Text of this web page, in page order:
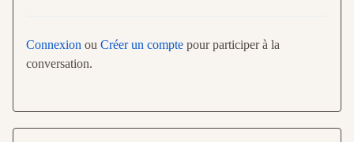
Connexion ou Créer un compte pour participer à la
conversation.